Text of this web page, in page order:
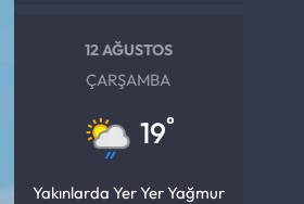
12 AĞUSTOS
ÇARŞAMBA
19°
Yakınlarda Yer Yer Yağmur